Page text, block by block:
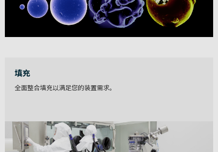
填充
全面整合填充以满足您的装置需求。